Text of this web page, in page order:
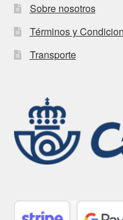
Sobre nosotros
Términos y
Transporte